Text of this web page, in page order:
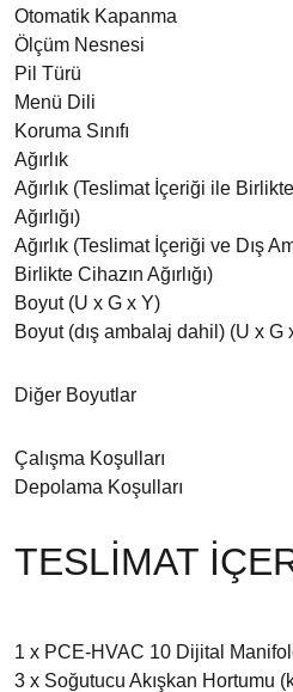
Otomatik Kapanma
Ölçüm Nesnesi
Pil Türü
Menü Dili
Koruma Sınıfı
Ağırlık
Ağırlık (Teslimat İçeriği ile
Ağırlığı)
Ağırlık (Teslimat İçeriği ve Dış
Birlikte Cihazın Ağırlığı)
Boyut (U x G x Y)
Boyut (dış ambalaj dahil) (U x G
Diğer Boyutlar
Çalışma Koşulları
Depolama Koşulları
TESLİMAT
1 x PCE-HVAC 10 Dijital
3 x Soğutucu Akışkan Hortumu